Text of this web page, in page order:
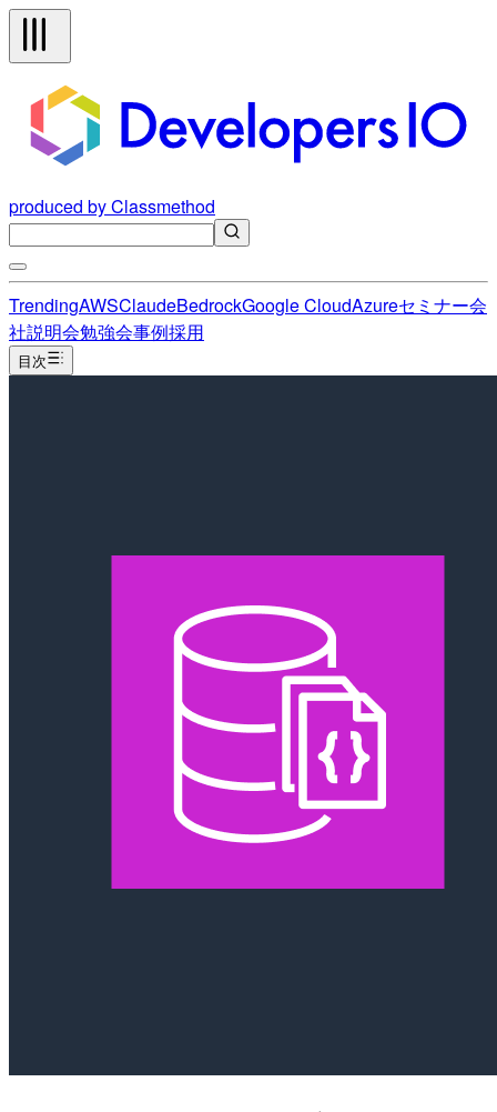
produced by Classmethod
TrendingAWSClaudeBedrockGoogle CloudAzureセミナー会
社説明会勉強会事例採用
目次